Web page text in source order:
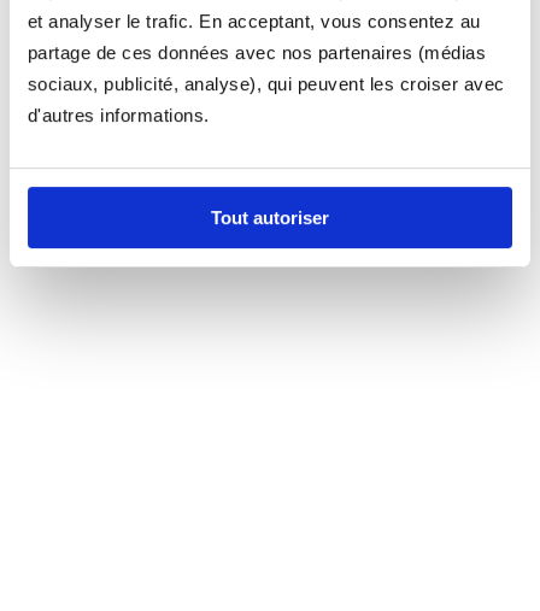
et analyser le trafic. En acceptant, vous consentez au
partage de ces données avec nos partenaires (médias
sociaux, publicité, analyse), qui peuvent les croiser avec
d'autres informations.
Tout autoriser